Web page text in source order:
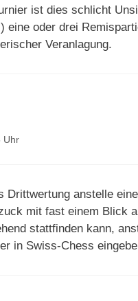
ist dies schlicht
eine oder drei
Veranlagung.
Uhr
Drittwertung anstelle
mit fast einem Blick
stattfinden kann,
in Swiss-Chess